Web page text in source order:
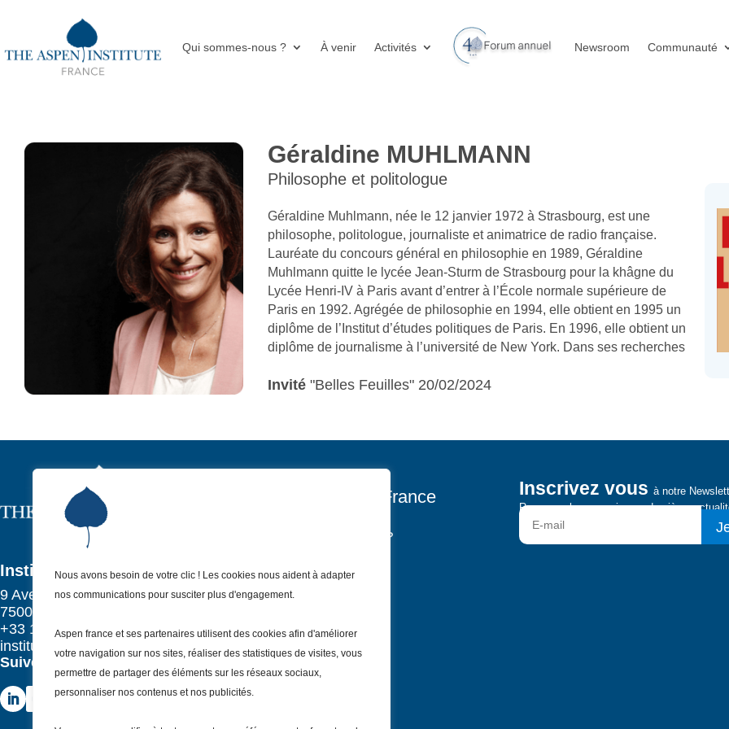
Nous avons besoin de votre clic ! Les cookies nous aident à adapter
nos communications pour susciter plus d'engagement.
Aspen france et ses partenaires utilisent des cookies afin d'améliorer
votre navigation sur nos sites, réaliser des statistiques de visites, vous
permettre de partager des éléments sur les réseaux sociaux,
personnaliser nos contenus et nos publicités.
Qui sommes-nous ? À venir Activités Newsroom Communauté
Géraldine MUHLMANN
Philosophe et politologue
Géraldine Muhlmann, née le 12 janvier 1972 à Strasbourg, est une
philosophe, politologue, journaliste et animatrice de radio française.
Lauréate du concours général en philosophie en 1989, Géraldine
Muhlmann quitte le lycée Jean-Sturm de Strasbourg pour la khâgne du
Lycée Henri-IV à Paris avant d’entrer à l’École normale supérieure de
Paris en 1992. Agrégée de philosophie en 1994, elle obtient en 1995 un
diplôme de l’Institut d’études politiques de Paris. En 1996, elle obtient un
diplôme de journalisme à l’université de New York. Dans ses recherches
journalisme en démocratie, ainsi qu’à l’évolution de la philosophie
"Belles Feuilles" 20/02/2024
Institut Aspen France
9 Avenue Franklin Delano Roosevelt
75008 Paris – France
+33 1 81 69 55 30
institut@aspenfrance.org
Suivez-nous
Institut Aspen France
Qui sommes-nous ?
P Nous (re)joindre
Inscrivez vous à notre
Recevez chaque mois nos dernières